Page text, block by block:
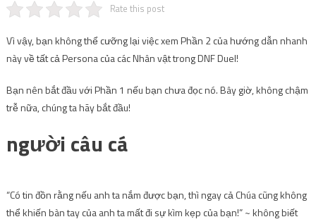
Rate this post
Vì vậy, bạn không thể cưỡng lại việc xem Phần 2 của hướng dẫn nhanh
này về tất cả Persona của các Nhân vật trong DNF Duel!
Bạn nên bắt đầu với Phần 1 nếu bạn chưa đọc nó. Bây giờ, không chậm
trễ nữa, chúng ta hãy bắt đầu!
người câu cá
“Có tin đồn rằng nếu anh ta nắm được bạn, thì ngay cả Chúa cũng không
thể khiến bàn tay của anh ta mất đi sự kìm kẹp của bạn!” ~ không biết